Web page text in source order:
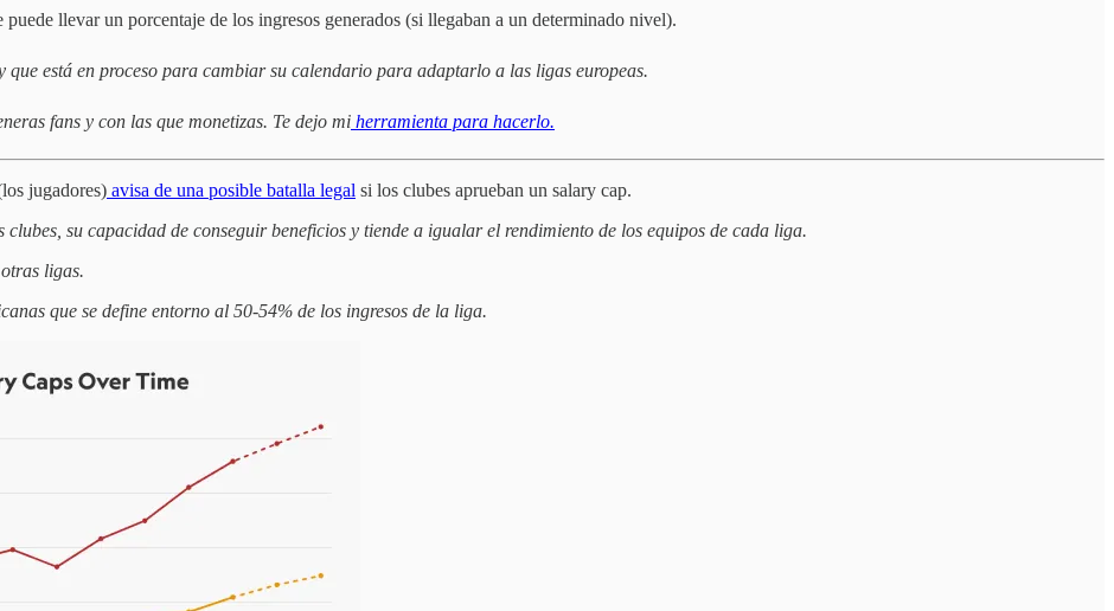
llevar un porcentaje de los ingresos generados (si llegaban a un determinado nivel).
está en proceso para cambiar su calendario para adaptarlo a las ligas europeas.
fans y con las que monetizas. Te dejo mi herramienta para hacerlo.
jugadores) avisa de una posible batalla legal si los clubes aprueban un salary cap.
su capacidad de conseguir beneficios y tiende a igualar el rendimiento de los equipos de cada liga.
ligas.
que se define entorno al 50-54% de los ingresos de la liga.